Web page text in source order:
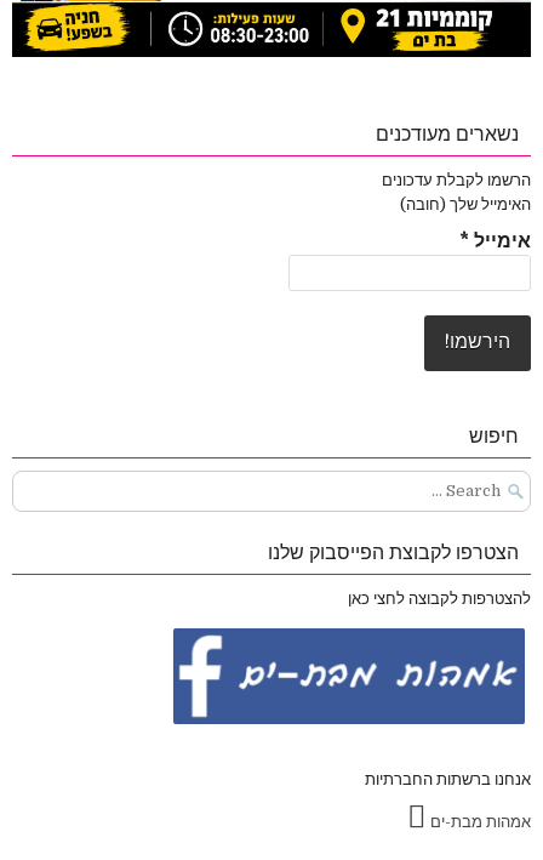
נשארים מעודכנים
הרשמו לקבלת עדכונים
האימייל שלך (חובה)
אימייל *
חיפוש
Search
for:
הצטרפו לקבוצת הפייסבוק שלנו
להצטרפות לקבוצה לחצי כאן
אנחנו ברשתות החברתיות
אמהות מבת-ים